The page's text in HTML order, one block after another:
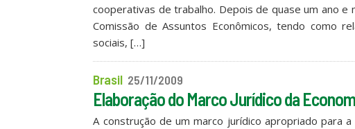
cooperativas de trabalho. Depois de quase um ano
Comissão de Assuntos Econômicos, tendo como
sociais, […]
Brasil 25/11/2009
Elaboração do Marco Jurídico da
A construção de um marco jurídico apropriado para